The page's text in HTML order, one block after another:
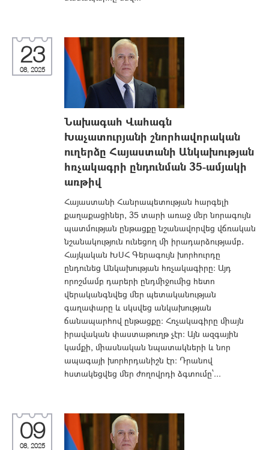
23
08, 2025
Նախագահ Վահագն
Խաչատուրյանի շնորհավորական
ուղերձը Հայաստանի Անկախության
հռչակագրի ընդունման 35-ամյակի
առթիվ
Հայաստանի Հանրապետության հարգելի
քաղաքացիներ, 35 տարի առաջ մեր նորագույն
պատմության ընթացքը նշանավորվեց վճռական
նշանակություն ունեցող մի իրադարձությամբ․
Հայկական ԽՍՀ Գերագույն խորհուրդը
ընդունեց Անկախության հռչակագիրը։ Այդ
որոշմամբ դարերի ընդմիջումից հետո
վերականգնվեց մեր պետականության
գաղափարը և սկսվեց անկախության
ճանապարհով ընթացքը։ Հռչակագիրը միայն
իրավական փաստաթուղթ չէր։ Այն ազգային
կամքի, միասնական նպատակների և նոր
ապագայի խորհրդանիշն էր։ Դրանով
հստակեցվեց մեր ժողովրդի ձգտումը՝...
09
08, 2025